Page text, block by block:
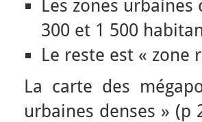
Les zones
300 et 1 500
Le reste est «
La carte des
urbaines denses » (p